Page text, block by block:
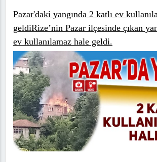
Pazar'daki yangında 2 katlı ev
geldiRize’nin Pazar ilçesinde çıkan
ev kullanılamaz hale geldi.